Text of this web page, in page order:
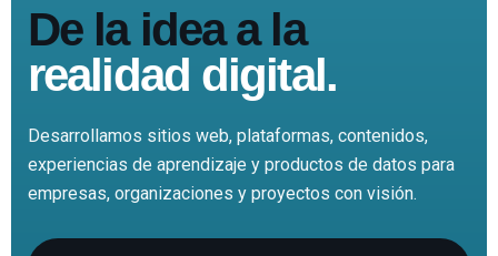
De la idea a la
realidad digital.
Desarrollamos sitios web, plataformas, contenidos,
experiencias de aprendizaje y productos de datos para
empresas, organizaciones y proyectos con visión.